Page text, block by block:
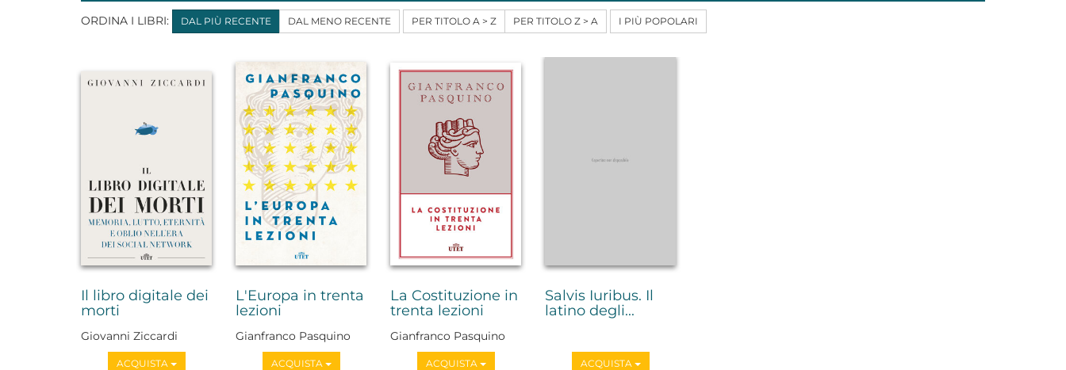
ORDINA I LIBRI: DAL PIÙ RECENTE DAL MENO RECENTE PER TITOLO A > Z PER TITOLO Z > A I PIÙ POPOLARI
Il libro digitale dei
morti
Giovanni Ziccardi
ACQUISTA
L'Europa in trenta
lezioni
Gianfranco Pasquino
ACQUISTA
La Costituzione in
trenta lezioni
Gianfranco Pasquino
ACQUISTA
Salvis Iuribus. Il
latino degli...
ACQUISTA